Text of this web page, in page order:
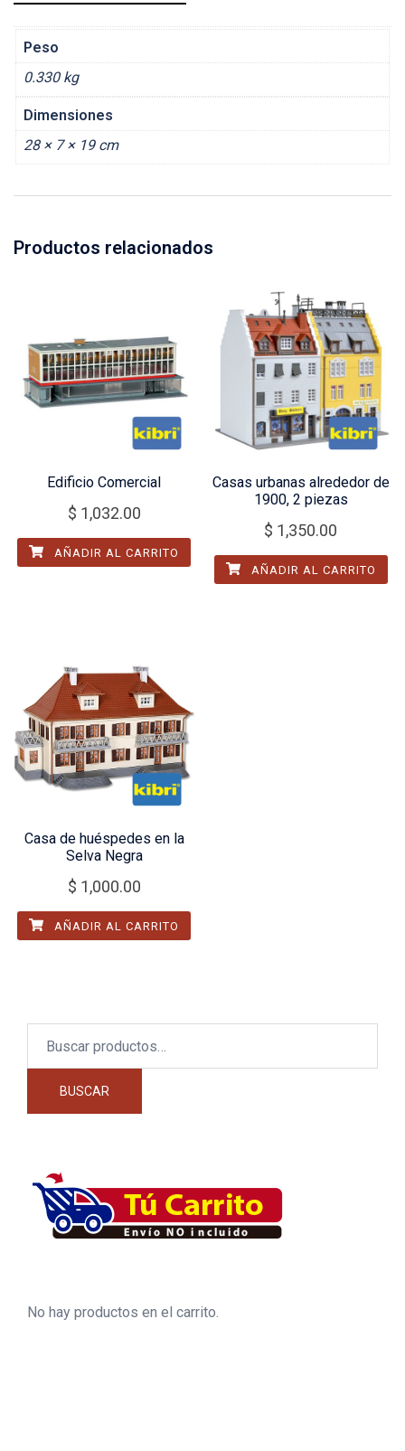
Peso
0.330 kg
Dimensiones
28 × 7 × 19 cm
Productos relacionados
Edificio Comercial
$ 1,032.00
AÑADIR AL CARRITO
Casas urbanas alrededor de
1900, 2 piezas
$ 1,350.00
AÑADIR AL CARRITO
Casa de huéspedes en la
Selva Negra
$ 1,000.00
AÑADIR AL CARRITO
BUSCAR
No hay productos en el carrito.